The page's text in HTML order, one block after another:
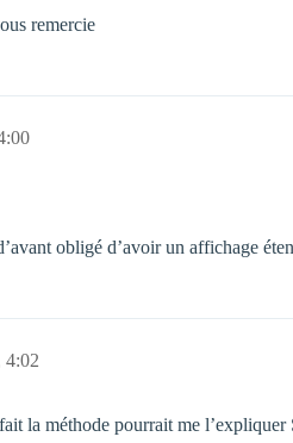
remercie
obligé d’avoir un affichage
4:02
la méthode pourrait me